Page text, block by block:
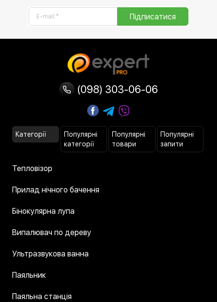
Підписатися
(098) 303-06-06
Категорії
Популярні
категорії
Популярні
товари
Популярні
запити
Тепловізор
Прилад нічного бачення
Бінокулярна лупа
Випалювач по дереву
Ультразвукова ванна
Паяльник
Паяльна станція